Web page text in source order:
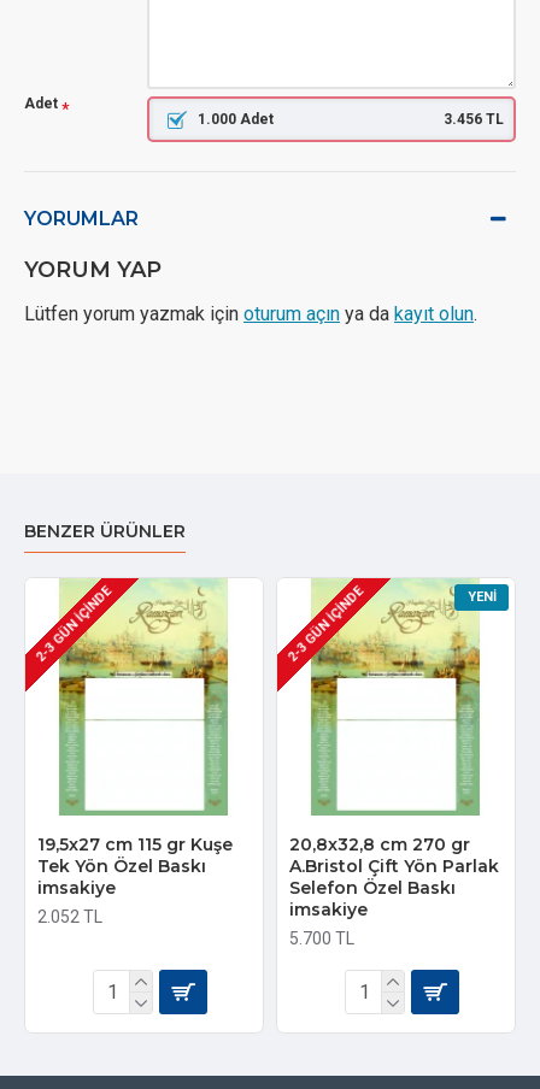
Adet
1.000 Adet
3.456 TL
YORUMLAR
YORUM YAP
Lütfen yorum yazmak için oturum açın ya da kayıt olun.
BENZER ÜRÜNLER
2-3 GÜN IÇINDE
19,5x27 cm 115 gr Kuşe
Tek Yön Özel Baskı
imsakiye
2.052 TL
YENI
2-3 GÜN IÇINDE
20,8x32,8 cm 270 gr
A.Bristol Çift Yön Parlak
Selefon Özel Baskı
imsakiye
5.700 TL